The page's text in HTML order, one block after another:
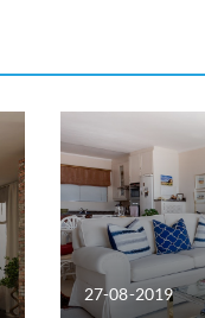
27-08-2019